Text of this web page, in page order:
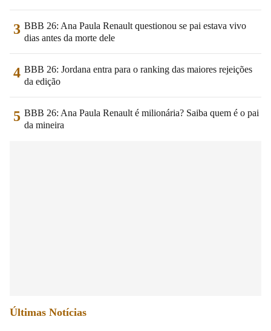
3 BBB 26: Ana Paula Renault questionou se pai estava vivo
dias antes da morte dele
4 BBB 26: Jordana entra para o ranking das maiores rejeições
da edição
5 BBB 26: Ana Paula Renault é milionária? Saiba quem é o pai
da mineira
Últimas Notícias